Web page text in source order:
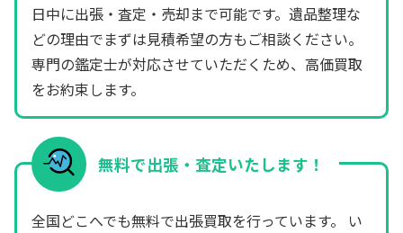
日中に出張・査定・売却まで可能です。遺品整理な
どの理由でまずは見積希望の方もご相談ください。
専門の鑑定士が対応させていただくため、高価買取
をお約束します。
無料で出張・査定いたします！
全国どこへでも無料で出張買取を行っています。 い